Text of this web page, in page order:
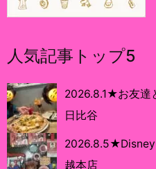
人気記事トップ5
2026.8.1★お友達
日比谷
2026.8.5★Disney
越本店